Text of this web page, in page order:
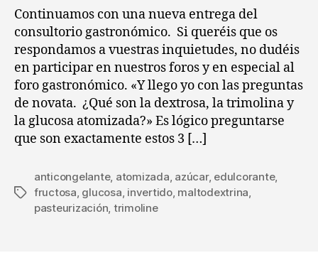
de
Chefuri
(II)
Continuamos con una nueva entrega del
consultorio gastronómico. Si queréis que os
respondamos a vuestras inquietudes, no dudéis
en participar en nuestros foros y en especial al
foro gastronómico. «Y llego yo con las preguntas
de novata. ¿Qué son la dextrosa, la trimolina y
la glucosa atomizada?» Es lógico preguntarse
que son exactamente estos 3 […]
Etiquetas
anticongelante, atomizada azúcar, edulcorante,
fructosa glucosa invertido, maltodextrina
pasteurización trimoline